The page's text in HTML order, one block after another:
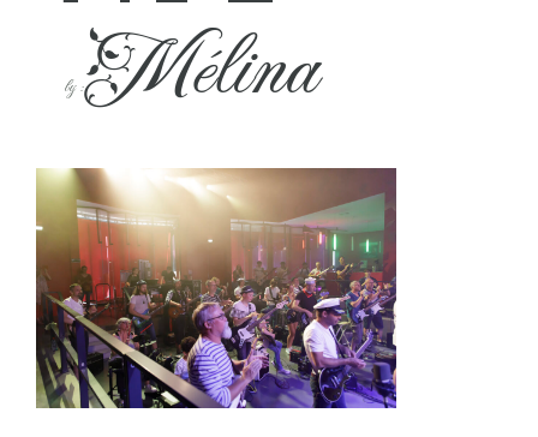
by :Mélina